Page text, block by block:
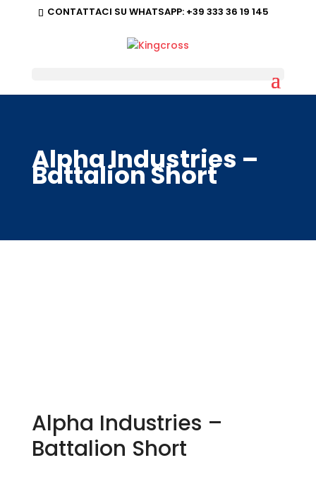
CONTATTACI SU WHATSAPP:+39 333 36 19 145
Alpha Industries –
Battalion Short
Alpha Industries –
Battalion Short